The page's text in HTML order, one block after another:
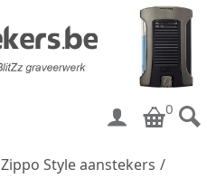
0
Zippo Style aanstekers /